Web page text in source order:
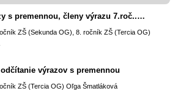
Číselné výrazy a výrazy s premennou, členy výrazu 7.roč..ppt
ZŠ (Sekunda OG), 8. ročník ZŠ (Tercia OG)
výrazov s premennou
ZŠ (Tercia OG) Oľga Šmatláková